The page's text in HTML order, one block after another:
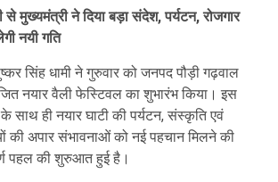
से मुख्यमंत्री ने दिया बड़ा संदेश, पर्यटन, रोजगार
नयी गति
सिंह धामी ने गुरुवार को जनपद पौड़ी गढ़वाल
नयार वैली फेस्टिवल का शुभारंभ किया। इस
साथ ही नयार घाटी की पर्यटन, संस्कृति एवं
की अपार संभावनाओं को नई पहचान मिलने की
पहल की शुरुआत हुई है।